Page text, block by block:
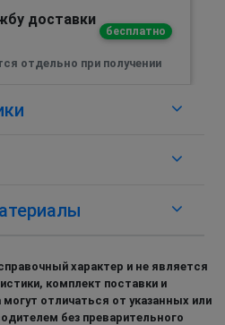
доставки
бесплатно
отдельно при получении
характер и не является
комплект поставки и
отличаться от указанных или
без преварительного